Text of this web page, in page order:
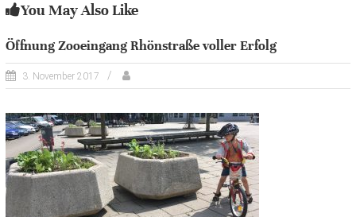
You May Also Like
Öffnung Zooeingang Rhönstraße voller Erfolg
3. November 2017